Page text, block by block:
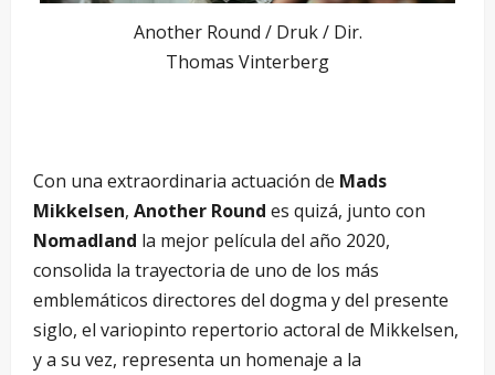
Another Round / Druk / Dir.
Thomas Vinterberg
Con una extraordinaria actuación de Mads
Mikkelsen, Another Round es quizá, junto con
Nomadland la mejor película del año 2020,
consolida la trayectoria de uno de los más
emblemáticos directores del dogma y del presente
siglo, el variopinto repertorio actoral de Mikkelsen,
y a su vez, representa un homenaje a la